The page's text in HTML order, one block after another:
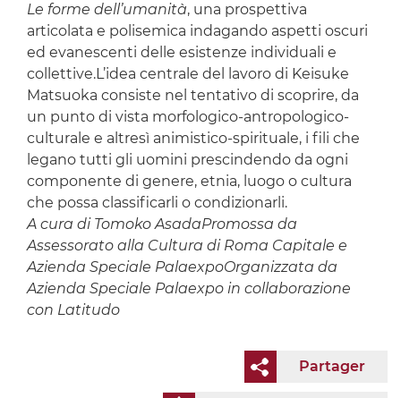
Le forme dell’umanità, una prospettiva
articolata e polisemica indagando aspetti oscuri
ed evanescenti delle esistenze individuali e
collettive.L’idea centrale del lavoro di Keisuke
Matsuoka consiste nel tentativo di scoprire, da
un punto di vista morfologico-antropologico-
culturale e altresì animistico-spirituale, i fili che
legano tutti gli uomini prescindendo da ogni
componente di genere, etnia, luogo o cultura
che possa classificarli o condizionarli.
A cura di Tomoko AsadaPromossa da
Assessorato alla Cultura di Roma Capitale e
Azienda Speciale PalaexpoOrganizzata da
Azienda Speciale Palaexpo in collaborazione
con Latitudo
Partager